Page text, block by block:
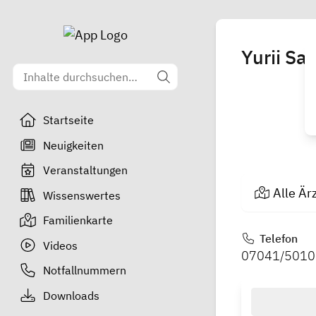
Startseite
Neuigkeiten
Veranstaltungen
Wissenswertes
Familienkarte
Videos
Notfallnummern
Downloads
Yurii
Alle
Telefon
07041/5010